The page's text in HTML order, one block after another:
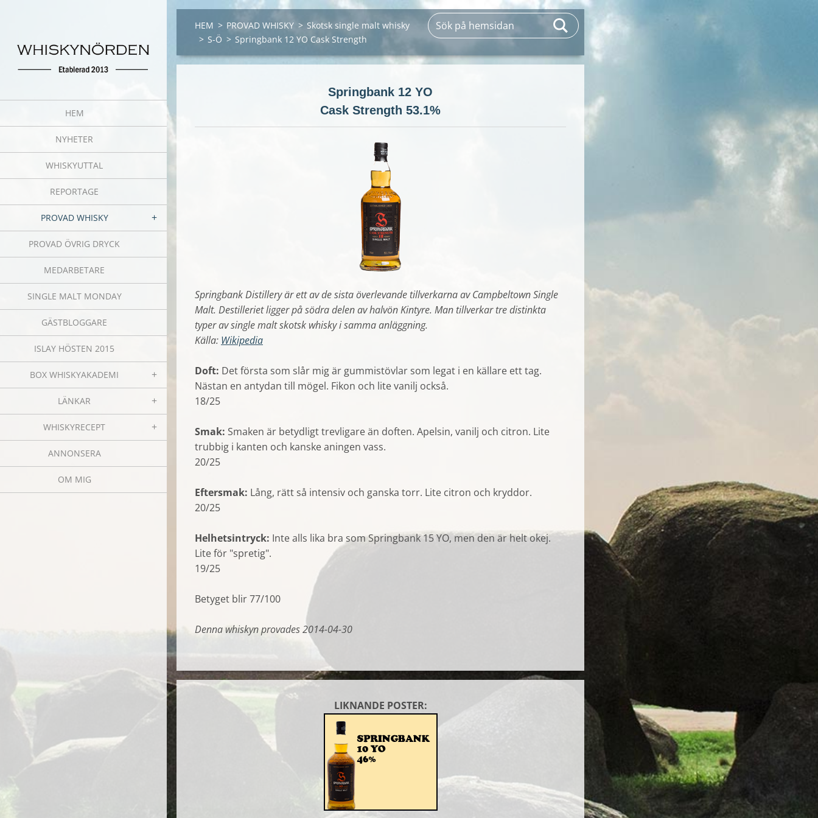
HEM
NYHETER
WHISKYUTTAL
REPORTAGE
PROVAD WHISKY
PROVAD ÖVRIG DRYCK
MEDARBETARE
SINGLE MALT MONDAY
GÄSTBLOGGARE
ISLAY HÖSTEN 2015
BOX WHISKYAKADEMI
LÄNKAR
WHISKYRECEPT
ANNONSERA
OM MIG
HEM > PROVAD WHISKY > Skotsk single malt whisky
> S-Ö > Springbank 12 YO Cask Strength
Springbank 12 YO
Cask Strength 53.1%
Springbank Distillery är ett av de sista överlevande tillverkarna av Campbeltown Single
Malt. Destilleriet ligger på södra delen av halvön Kintyre. Man tillverkar tre distinkta
typer av single malt skotsk whisky i samma anläggning.
Källa: Wikipedia
Doft: Det första som slår mig är gummistövlar som legat i en källare ett tag.
Nästan en antydan till mögel. Fikon och lite vanilj också.
18/25
Smak: Smaken är betydligt trevligare än doften. Apelsin, vanilj och citron. Lite
trubbig i kanten och kanske aningen vass.
20/25
Eftersmak: Lång, rätt så intensiv och ganska torr. Lite citron och kryddor.
20/25
Helhetsintryck: Inte alls lika bra som Springbank 15 YO, men den är helt okej.
Lite för "spretig".
19/25
Betyget blir 77/100
Denna whiskyn provades 2014-04-30
LIKNANDE POSTER: